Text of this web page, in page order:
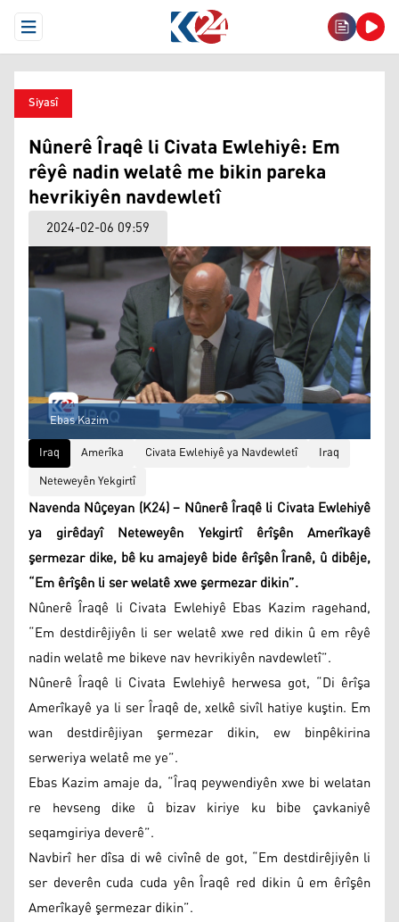
Open Menu
Siyasî
Nûnerê Îraqê li Civata Ewlehiyê: Em
rêyê nadin welatê me bikin pareka
hevrikiyên navdewletî
2024-02-06 09:59
Ebas Kazim
Iraq
Amerîka Civata Ewlehiyê ya Navdewletî
Iraq
Neteweyên Yekgirtî
Navenda Nûçeyan (K24) – Nûnerê Îraqê li Civata Ewlehiyê
ya girêdayî Neteweyên Yekgirtî êrîşên Amerîkayê
şermezar dike, bê ku amajeyê bide êrîşên Îranê, û dibêje,
“Em êrîşên li ser welatê xwe şermezar dikin”.
Nûnerê Îraqê li Civata Ewlehiyê Ebas Kazim ragehand,
“Em destdirêjiyên li ser welatê xwe red dikin û em rêyê
nadin welatê me bikeve nav hevrikiyên navdewletî”.
Nûnerê Îraqê li Civata Ewlehiyê herwesa got, “Di êrîşa
Amerîkayê ya li ser Îraqê de, xelkê sivîl hatiye kuştin. Em
wan destdirêjiyan şermezar dikin, ew binpêkirina
serweriya welatê me ye”.
Ebas Kazim amaje da, “Îraq peywendiyên xwe bi welatan
re hevseng dike û bizav kiriye ku bibe çavkaniyê
seqamgiriya deverê”.
Navbirî her dîsa di wê civînê de got, “Em destdirêjiyên li
ser deverên cuda cuda yên Îraqê red dikin û em êrîşên
Amerîkayê şermezar dikin”.